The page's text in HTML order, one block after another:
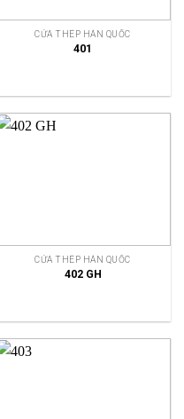
CỬA THÉP HÀN QUỐC
401
CỬA THÉP HÀN QUỐC
402 GH